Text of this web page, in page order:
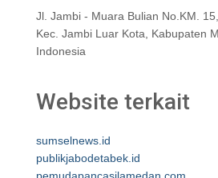
Jl. Jambi - Muara Bulian No.KM.
Kec. Jambi Luar Kota, Kabupaten
Indonesia
Website terkait
sumselnews.id
publikjabodetabek.id